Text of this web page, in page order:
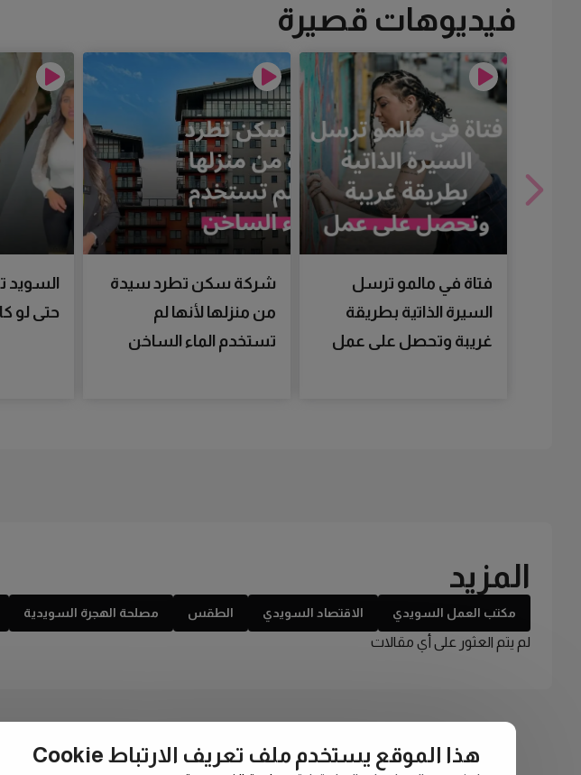
فيديوهات قصيرة
فتاة في مالمو ترسل
السيرة الذاتية بطريقة
غريبة وتحصل على عمل
شركة سكن تطرد سيدة
من منزلها لأنها لم
تستخدم الماء الساخن
السويد
حتى لو
المزيد
مكتب العمل السويدي الاقتصاد السويدي الطقس مصلحة الهجرة السويدية
لم يتم العثور على أي مقالات
هذا الموقع يستخدم ملف تعريف الارتباط Cookie